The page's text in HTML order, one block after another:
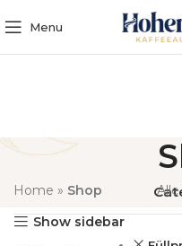
Menu
Home » Shop
Show sidebar